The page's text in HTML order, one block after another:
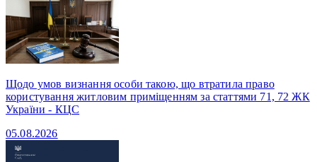
Щодо умов визнання особи такою, що втратила право
користування житловим приміщенням за статтями 71, 72 ЖК
України - КЦС
05.08.2026